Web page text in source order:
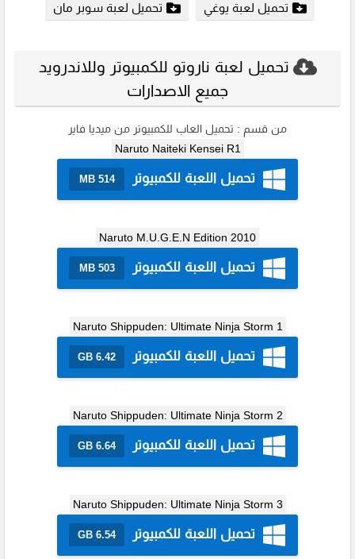
تحميل لعبة يوغي تحميل لعبة سوبر مان
تحميل لعبة ناروتو للكمبيوتر وللاندرويد
جميع الاصدارات
من قسم : تحميل العاب للكمبيوتر من ميديا فاير
Naruto Naiteki Kensei R1
تحميل اللعبة للكمبيوتر 514 MB
Naruto M.U.G.E.N Edition 2010
تحميل اللعبة للكمبيوتر 503 MB
Naruto Shippuden: Ultimate Ninja Storm 1
تحميل اللعبة للكمبيوتر 6.42 GB
Naruto Shippuden: Ultimate Ninja Storm 2
تحميل اللعبة للكمبيوتر 6.64 GB
Naruto Shippuden: Ultimate Ninja Storm 3
تحميل اللعبة للكمبيوتر 6.54 GB